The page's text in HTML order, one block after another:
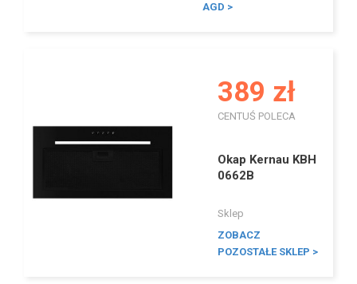
AGD >
389 zł
CENTUŚ POLECA
Okap Kernau KBH
0662B
Sklep
ZOBACZ
POZOSTAŁE SKLEP >